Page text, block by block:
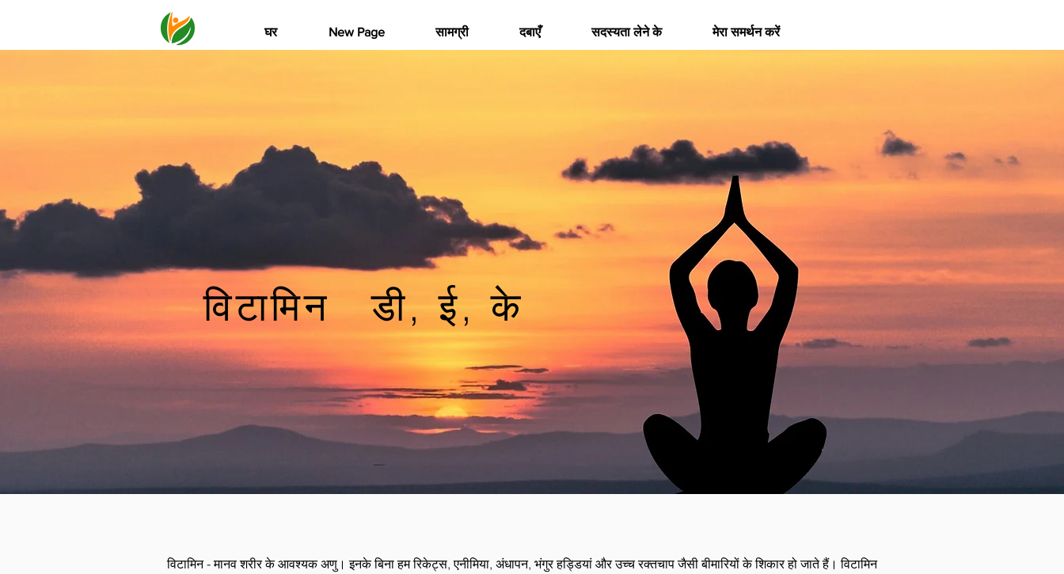
घर New Page सामग्री दबाएँ सदस्यता लेने के मेरा समर्थन करें
विटामिन डी, ई, के
विटामिन - मानव शरीर के आवश्यक अणु। इनके बिना हम रिकेट्स, एनीमिया, अंधापन, भंगुर हड्डियां और उच्च रक्तचाप जैसी बीमारियों के शिकार हो जाते हैं। विटामिन